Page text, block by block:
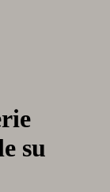
su